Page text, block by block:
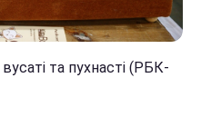
та пухнасті (РБК-